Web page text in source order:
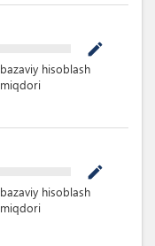
mode_edit
bazaviy hisoblash
miqdori
mode_edit
bazaviy hisoblash
miqdori